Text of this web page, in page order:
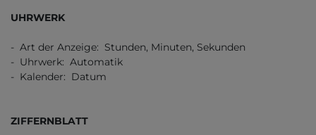
UHRWERK
- Art der Anzeige: Stunden, Minuten, Sekunden
- Uhrwerk: Automatik
- Kalender: Datum
ZIFFERNBLATT